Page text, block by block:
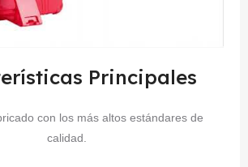
Principales
con los más altos estándares de
calidad.